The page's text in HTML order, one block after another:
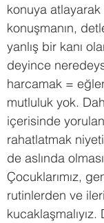
konuya
konuşmanın,
yanlış bir kanı
deyince
harcamak =
mutluluk yok.
içerisinde
rahatlatmak
de aslında
Çocuklarımız,
rutinlerden ve